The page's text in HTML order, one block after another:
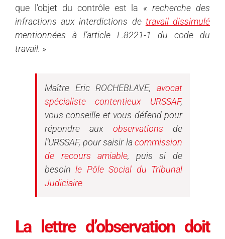
que l’objet du contrôle est la « recherche des
infractions aux interdictions de travail dissimulé
mentionnées à l’article L.8221-1 du code du
travail. »
Maître Eric ROCHEBLAVE, avocat
spécialiste contentieux URSSAF,
vous conseille et vous défend pour
répondre aux observations de
l’URSSAF, pour saisir lacommission
de recours amiable, puis si de
besoinle Pôle Social du Tribunal
Judiciaire
La lettre d’observation doit